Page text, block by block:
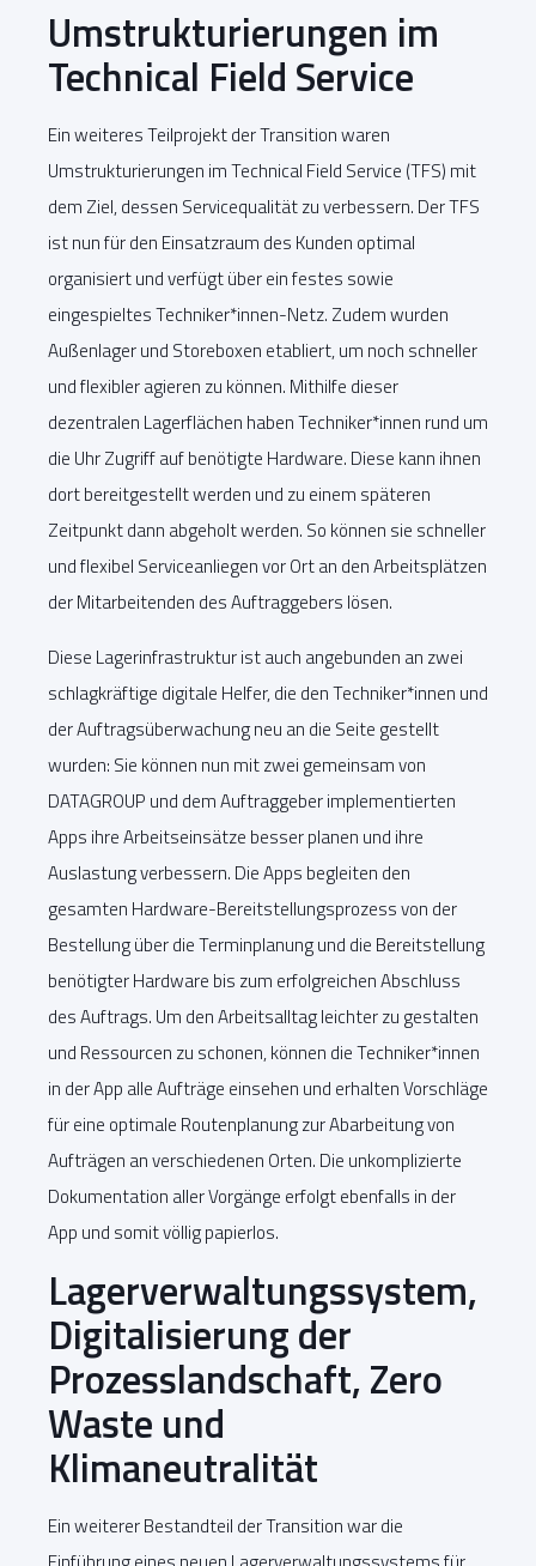
Umstrukturierungen im
Technical Field Service
Ein weiteres Teilprojekt der Transition waren
Umstrukturierungen im Technical Field Service (TFS) mit
dem Ziel, dessen Servicequalität zu verbessern. Der TFS
ist nun für den Einsatzraum des Kunden optimal
organisiert und verfügt über ein festes sowie
eingespieltes Techniker*innen-Netz. Zudem wurden
Außenlager und Storeboxen etabliert, um noch schneller
und flexibler agieren zu können. Mithilfe dieser
dezentralen Lagerflächen haben Techniker*innen rund um
die Uhr Zugriff auf benötigte Hardware. Diese kann ihnen
dort bereitgestellt werden und zu einem späteren
Zeitpunkt dann abgeholt werden. So können sie schneller
und flexibel Serviceanliegen vor Ort an den Arbeitsplätzen
der Mitarbeitenden des Auftraggebers lösen.
Diese Lagerinfrastruktur ist auch angebunden an zwei
schlagkräftige digitale Helfer, die den Techniker*innen und
der Auftragsüberwachung neu an die Seite gestellt
wurden: Sie können nun mit zwei gemeinsam von
DATAGROUP und dem Auftraggeber implementierten
Apps ihre Arbeitseinsätze besser planen und ihre
Auslastung verbessern. Die Apps begleiten den
gesamten Hardware-Bereitstellungsprozess von der
Bestellung über die Terminplanung und die Bereitstellung
benötigter Hardware bis zum erfolgreichen Abschluss
des Auftrags. Um den Arbeitsalltag leichter zu gestalten
und Ressourcen zu schonen, können die Techniker*innen
in der App alle Aufträge einsehen und erhalten Vorschläge
für eine optimale Routenplanung zur Abarbeitung von
Aufträgen an verschiedenen Orten. Die unkomplizierte
Dokumentation aller Vorgänge erfolgt ebenfalls in der
App und somit völlig papierlos.
Lagerverwaltungssystem,
Digitalisierung der
Prozesslandschaft, Zero
Waste und
Klimaneutralität
Ein weiterer Bestandteil der Transition war die